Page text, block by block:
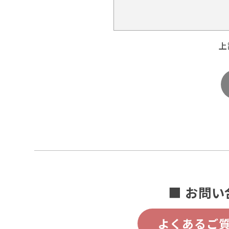
■ お問い
よくあるご